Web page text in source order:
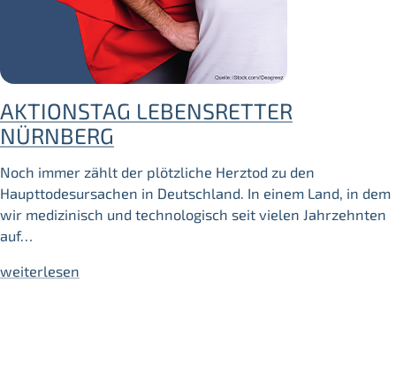
AKTIONSTAG LEBENSRETTER
NÜRNBERG
Noch immer zählt der plötzliche Herztod zu den
Haupttodesursachen in Deutschland. In einem Land, in dem
wir medizinisch und technologisch seit vielen Jahrzehnten
auf…
weiterlesen